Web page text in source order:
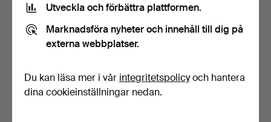
Utveckla och förbättra plattformen.
Marknadsföra nyheter och innehåll till dig på
externa webbplatser.
Du kan läsa mer i vår integritetspolicyoch hantera
dina cookieinställningar nedan.